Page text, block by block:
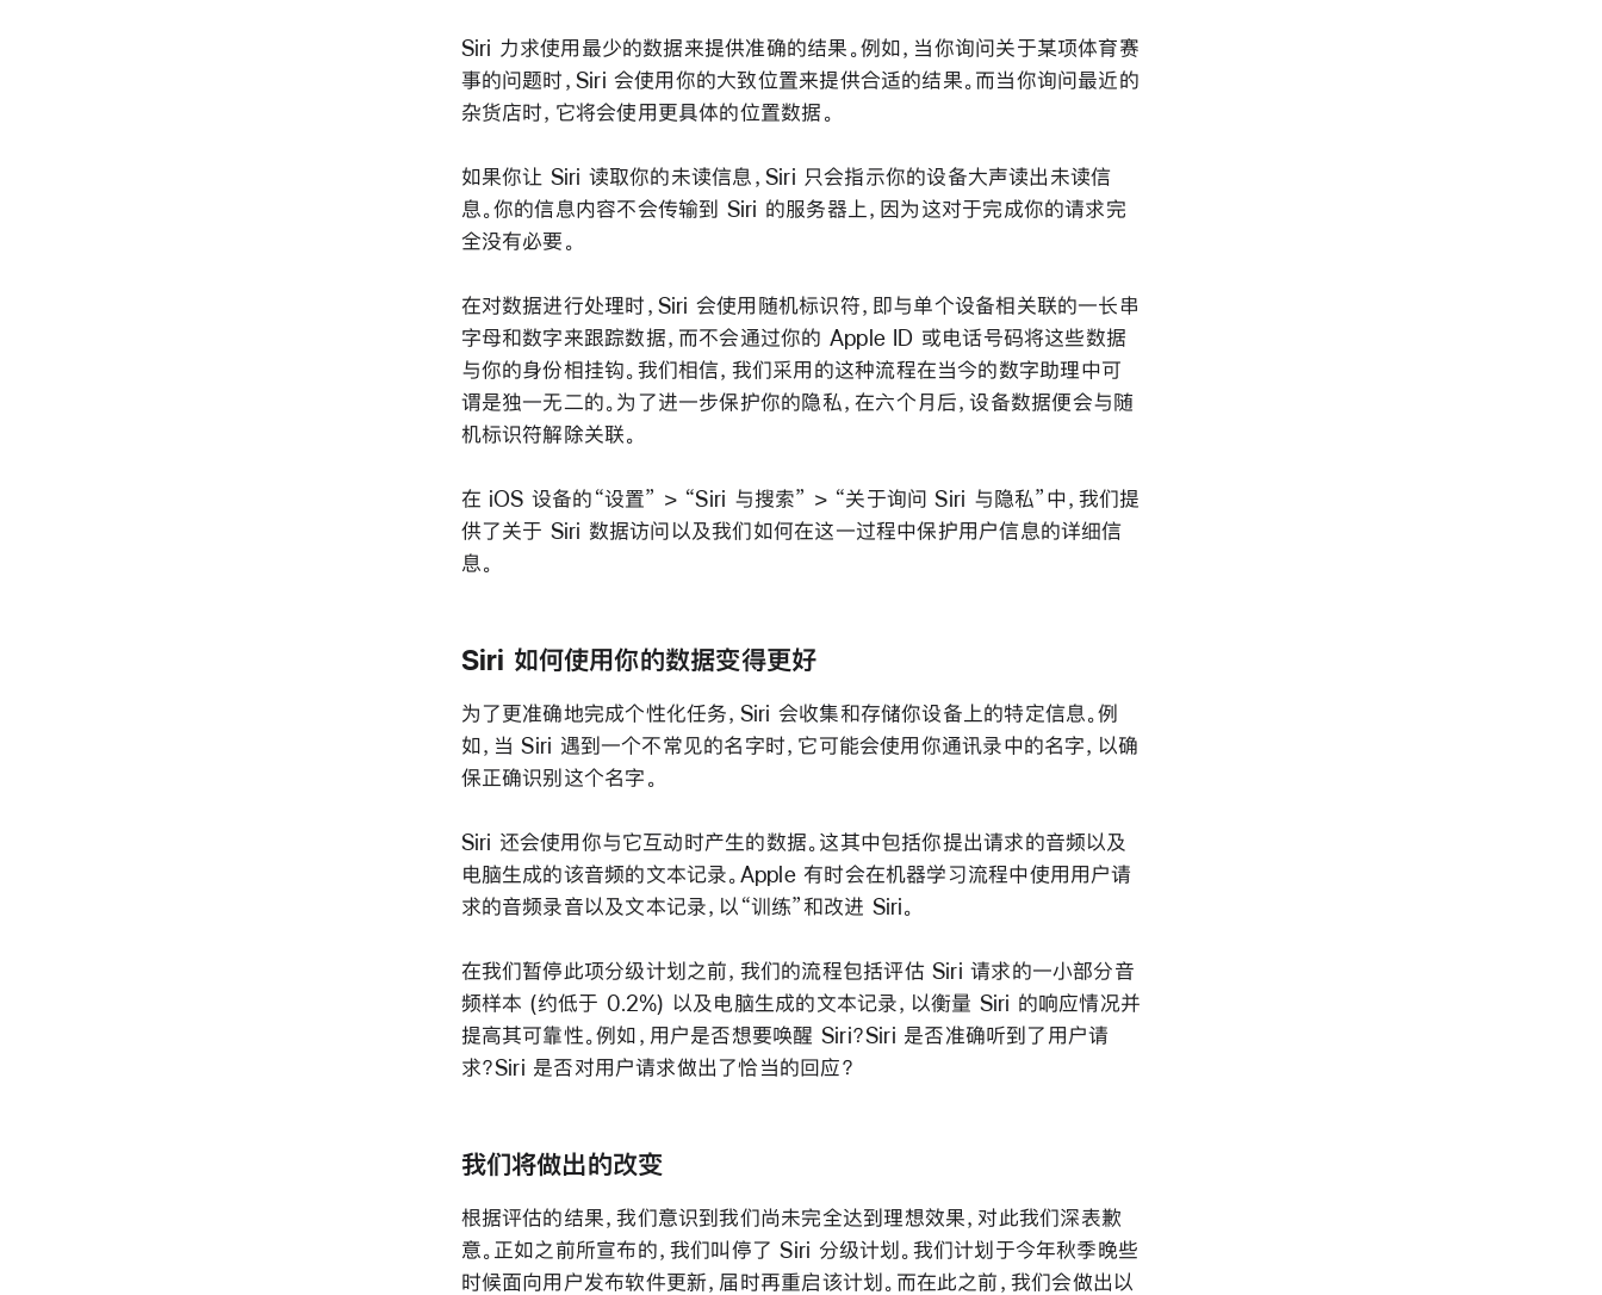
Siri 力求使用最少的数据来提供准确的结果。例如，当你询问关于某项体育赛
事的问题时，Siri 会使用你的大致位置来提供合适的结果。而当你询问最近的
杂货店时，它将会使用更具体的位置数据。
如果你让 Siri 读取你的未读信息，Siri 只会指示你的设备大声读出未读信
息。你的信息内容不会传输到
Siri 的服务器上，因为这对于完成你的请求完
全没有必要。
在对数据进行处理时，Siri 会使用随机标识符，即与单个设备相关联的一长串
字母和数字来跟踪数据，而不会通过你的 Apple ID 或电话号码将这些数据
与你的身份相挂钩。我们相信，我们采用的这种流程在当今的数字助理中可
谓是独一无二的。为了进一步保护你的隐私，在六个月后，设备数据便会与随
机标识符解除关联。
在 iOS 设备的“设置” > “Siri 与搜索” > “关于询问 Siri 与隐私”中，我们提
供了关于 Siri 数据访问以及我们如何在这一过程中保护用户信息的详细信
息。
Siri 如何使用你的数据变得更好
为了更准确地完成个性化任务，Siri 会收集和存储你设备上的特定信息。例
如，当 Siri 遇到一个不常见的名字时，它可能会使用你通讯录中的名字，以确
保正确识别这个名字。
Siri 还会使用你与它互动时产生的数据。这其中包括你提出请求的音频以及
电脑生成的该音频的文本记录。Apple 有时会在机器学习流程中使用用户请
求的音频录音以及文本记录，以“训练”和改进 Siri。
在我们暂停此项分级计划之前，我们的流程包括评估 Siri 请求的一小部分音
频样本 (约低于 0.2%) 以及电脑生成的文本记录，以衡量 Siri 的响应情况并
提高其可靠性。例如，用户是否想要唤醒 Siri？Siri 是否准确听到了用户请
求？Siri 是否对用户请求做出了恰当的回应？
我们将做出的改变
根据评估的结果，我们意识到我们尚未完全达到理想效果，对此我们深表歉
意。正如之前所宣布的，我们叫停了 Siri 分级计划。我们计划于今年秋季晚些
时候面向用户发布软件更新，届时再重启该计划。而在此之前，我们会做出以